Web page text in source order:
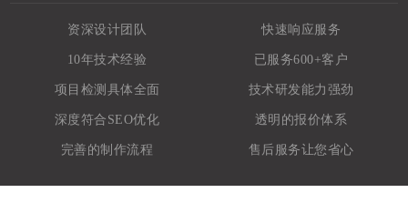
资深设计团队 快速响应服务
10年技术经验 已服务600+客户
项目检测具体全面 技术研发能力强劲
深度符合SEO优化 透明的报价体系
完善的制作流程 售后服务让您省心